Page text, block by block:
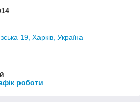
19, Харків, Україна
роботи